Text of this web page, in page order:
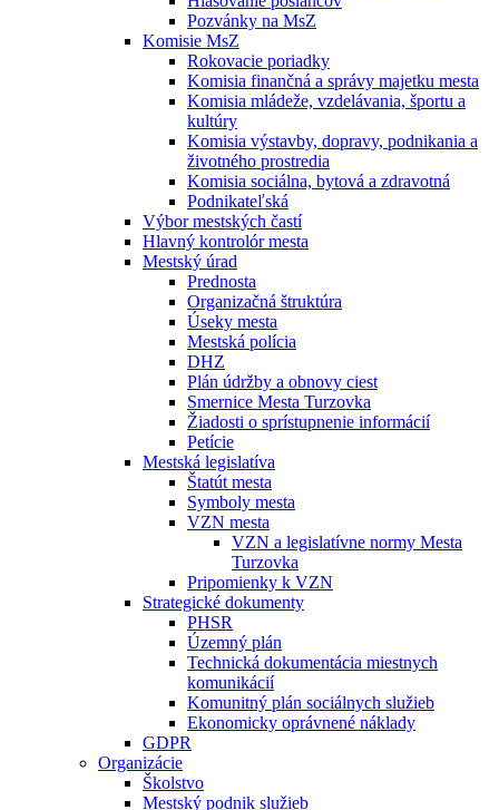
Pozvánky na MsZ
Komisie MsZ
Rokovacie poriadky
Komisia finančná a správy majetku mesta
Komisia mládeže, vzdelávania, športu a
kultúry
Komisia výstavby, dopravy, podnikania a
životného prostredia
Komisia sociálna, bytová a zdravotná
Podnikateľská
Výbor mestských častí
Hlavný kontrolór mesta
Mestský úrad
Prednosta
Organizačná štruktúra
Úseky mesta
Mestská polícia
DHZ
Plán údržby a obnovy ciest
Smernice Mesta Turzovka
Žiadosti o sprístupnenie informácií
Petície
Mestská legislatíva
Štatút mesta
Symboly mesta
VZN mesta
VZN a legislatívne normy Mesta
Turzovka
Pripomienky k VZN
Strategické dokumenty
PHSR
Územný plán
Technická dokumentácia miestnych
komunikácií
Komunitný plán sociálnych služieb
Ekonomicky oprávnené náklady
GDPR
Organizácie
Školstvo
Mestský podnik služieb